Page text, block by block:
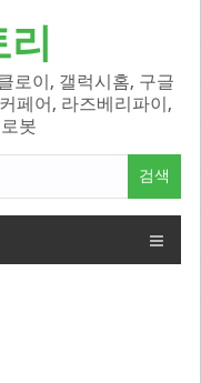
로이, 갤럭시홈, 구글
페어, 라즈베리파이,
봇